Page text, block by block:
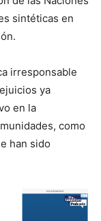
sintéticas en
irresponsable
ya
en la
como
han sido